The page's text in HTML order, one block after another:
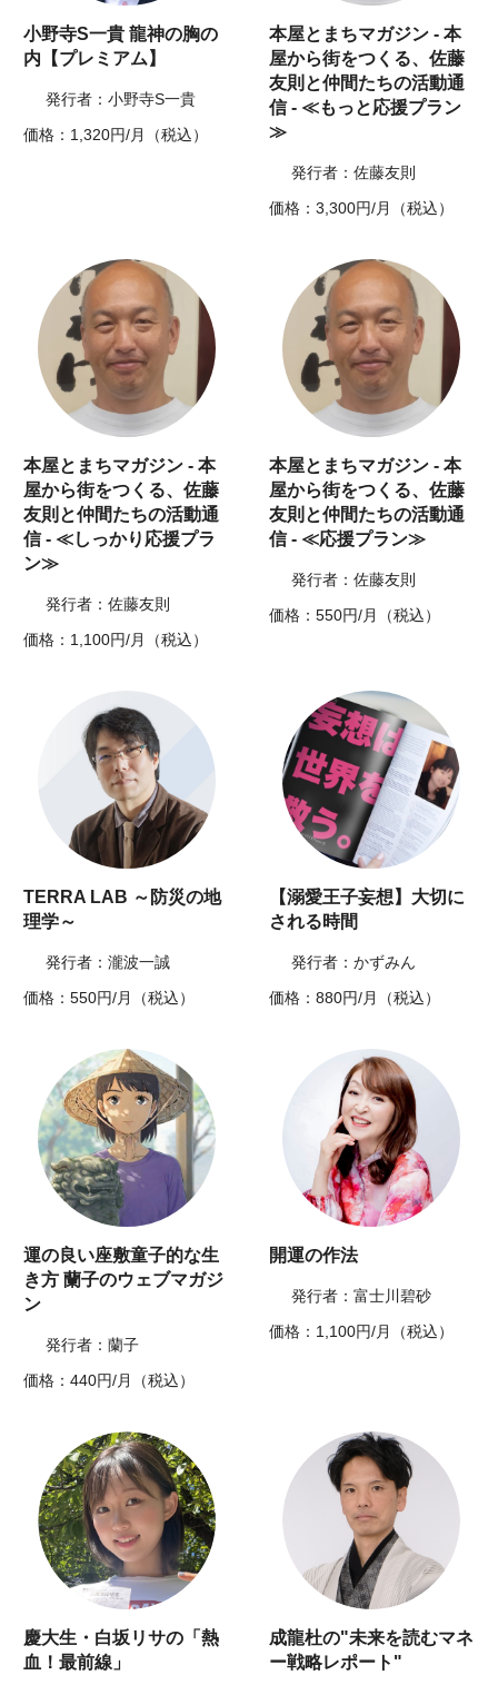
小野寺S一貴 龍神の胸の
内【プレミアム】
発行者：小野寺S一貴
価格：1,320円/月（税込）
本屋とまちマガジン - 本
屋から街をつくる、佐藤
友則と仲間たちの活動通
信 - ≪もっと応援プラン
≫
発行者：佐藤友則
価格：3,300円/月（税込）
本屋とまちマガジン - 本
屋から街をつくる、佐藤
友則と仲間たちの活動通
信 - ≪しっかり応援プラ
ン≫
発行者：佐藤友則
価格：1,100円/月（税込）
本屋とまちマガジン - 本
屋から街をつくる、佐藤
友則と仲間たちの活動通
信 - ≪応援プラン≫
発行者：佐藤友則
価格：550円/月（税込）
TERRA LAB ～防災の地
理学～
発行者：瀧波一誠
価格：550円/月（税込）
【溺愛王子妄想】大切に
される時間
発行者：かずみん
価格：880円/月（税込）
運の良い座敷童子的な生
き方 蘭子のウェブマガジ
ン
発行者：蘭子
価格：440円/月（税込）
開運の作法
発行者：富士川碧砂
価格：1,100円/月（税込）
慶大生・白坂リサの「熱
血！最前線」
成龍杜の"未来を読むマネ
ー戦略レポート"